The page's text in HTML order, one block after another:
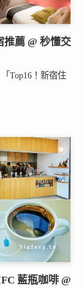
推薦 @ 秒懂交
Top16！新宿住
藍瓶咖啡 @